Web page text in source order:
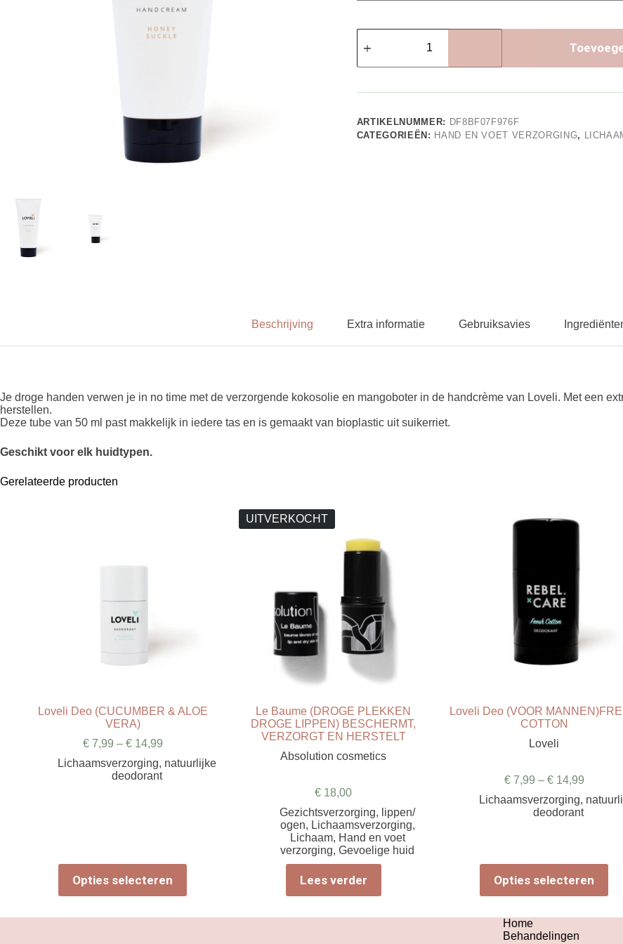
Loveli
Handcrème
ARTIKELNUMMER: DF8BF07F976F
CATEGORIEËN: HAND EN VOET VERZORGING,
Beschrijving Extra informatie Gebruiksavies
Je droge handen verwen je in no time met de verzorgende kokosolie en mangoboter in de handcrème van Loveli. Met een
herstellen.
Deze tube van 50 ml past makkelijk in iedere tas en is gemaakt van bioplastic uit suikerriet.
Geschikt voor elk huidtypen.
Gerelateerde producten
Loveli Deo (CUCUMBER & ALOE
VERA)
€7,99 – €14,99
Lichaamsverzorging, natuurlijke
deodorant
Opties selecteren
product
heeft
variaties.
UITVERKOCHT
Le Baume (DROGE PLEKKEN
DROGE LIPPEN) BESCHERMT,
VERZORGT EN HERSTELT
Absolution cosmetics
€ 18,00
Gezichtsverzorging, lippen/
ogen, Lichaamsverzorging,
Lichaam, Hand en voet
verzorging,Gevoelige huid
Lees verder
Loveli Deo (VOOR
COTTON
Loveli
€7,99 – €14,99
Lichaamsverzorging,
deodorant
Opties selecteren
product
heeft
variaties.
Deze
Home
Behandelingen